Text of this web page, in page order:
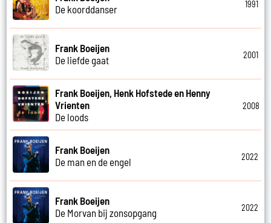
De koorddanser
1991
Frank Boeijen
De liefde gaat
2001
Frank Boeijen, Henk Hofstede en Henny
Vrienten
De loods
2008
Frank Boeijen
De man en de engel
2022
Frank Boeijen
De Morvan bij zonsopgang
2022